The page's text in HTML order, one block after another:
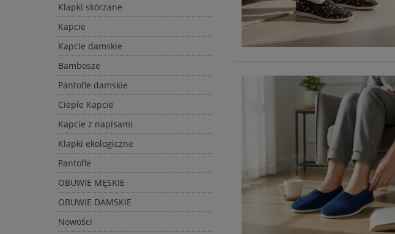
Klapki skórzane
Kapcie
Kapcie damskie
Bambosze
Pantofle damskie
Ciepłe Kapcie
Kapcie z napisami
Klapki ekologiczne
Pantofle
OBUWIE MĘSKIE
OBUWIE DAMSKIE
Nowości